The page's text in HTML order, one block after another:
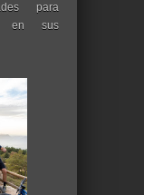
para
en sus